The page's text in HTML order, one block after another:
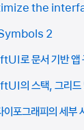
the
2
로 문서 기반 앱
의 스택, 그리드
포그래피의 세부